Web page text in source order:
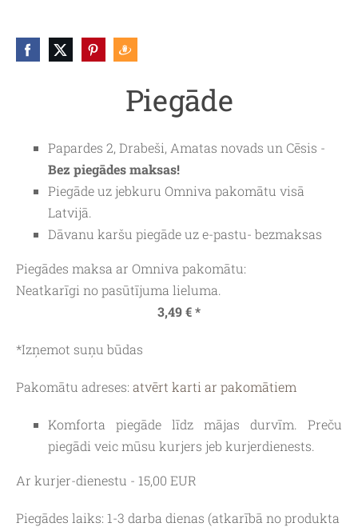
Piegāde
Papardes 2, Drabeši, Amatas novads un Cēsis -
Bez piegādes maksas!
Piegāde uz jebkuru Omniva pakomātu visā
Latvijā.
Dāvanu karšu piegāde uz e-pastu- bezmaksas
Piegādes maksa ar Omniva pakomātu:
Neatkarīgi no pasūtījuma lieluma.
3,49 € *
*Izņemot suņu būdas
Pakomātu adreses: atvērt karti ar pakomātiem
Komforta piegāde līdz mājas durvīm. Preču
piegādi veic mūsu kurjers jeb kurjerdienests.
Ar kurjer-dienestu - 15,00 EUR
Piegādes laiks: 1-3 darba dienas (atkarībā no produkta